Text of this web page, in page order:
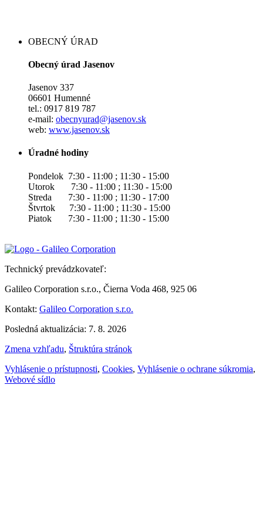
OBECNÝ ÚRAD
Obecný úrad Jasenov
Jasenov 337
06601 Humenné
tel.: 0917 819 787
e-mail: obecnyurad@jasenov.sk
web: www.jasenov.sk
Úradné hodiny
Pondelok 7:30 - 11:00 ; 11:30 - 15:00
Utorok 7:30 - 11:00 ; 11:30 - 15:00
Streda 7:30 - 11:00 ; 11:30 - 17:00
Štvrtok 7:30 - 11:00 ; 11:30 - 15:00
Piatok 7:30 - 11:00 ; 11:30 - 15:00
Technický prevádzkovateľ:
Galileo Corporation s.r.o., Čierna Voda 468, 925 06
Kontakt: Galileo Corporation s.r.o.
Posledná aktualizácia: 7. 8. 2026
Zmena vzhľadu, Štruktúra stránok
Vyhlásenie o prístupnosti, Cookies, Vyhlásenie o ochrane súkromia,
Webové sídlo